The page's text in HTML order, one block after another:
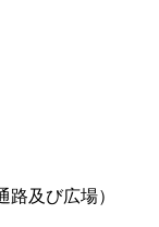
及び広場）